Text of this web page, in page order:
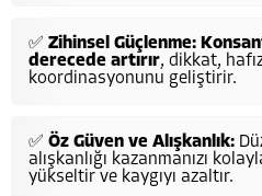
✅ Zihinsel Güçlenme:
derecede artırır, dikkat,
koordinasyonunu geliştirir.
✅ Öz Güven ve Alışkanlık:
alışkanlığı kazanmanızı
yükseltir ve kaygıyı azaltır.